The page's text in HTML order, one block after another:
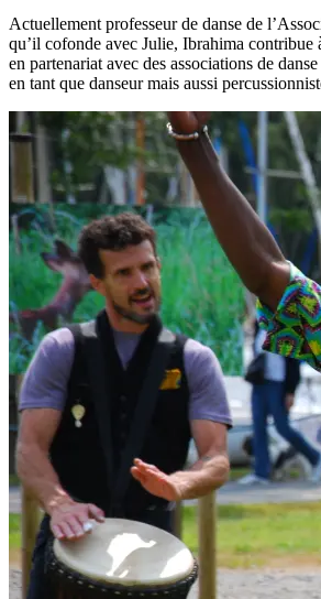
Actuellement professeur de danse de
qu’il cofonde avec Julie, Ibrahima contribue
en partenariat avec des associations de
en tant que danseur mais aussi